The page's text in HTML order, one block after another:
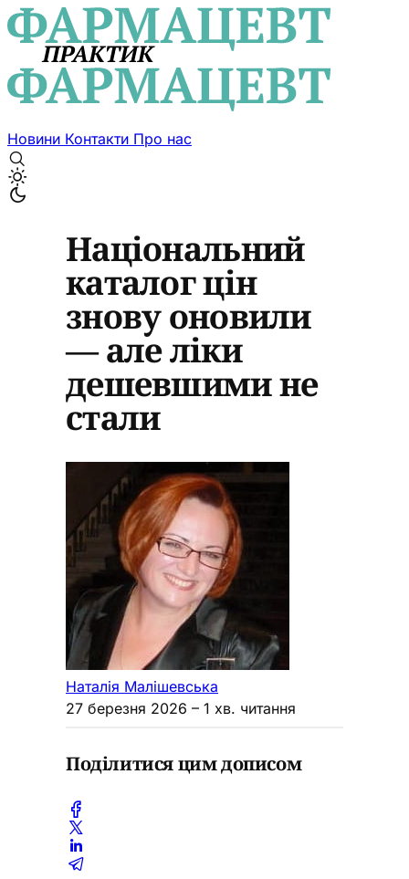
Новини Контакти Про нас
Національний
каталог цін
знову оновили
— але ліки
дешевшими не
стали
Наталія Малішевська
27 березня 2026 – 1 хв. читання
Поділитися цим дописом